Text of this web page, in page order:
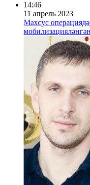
14:46
11 апрель 2023
Махсус